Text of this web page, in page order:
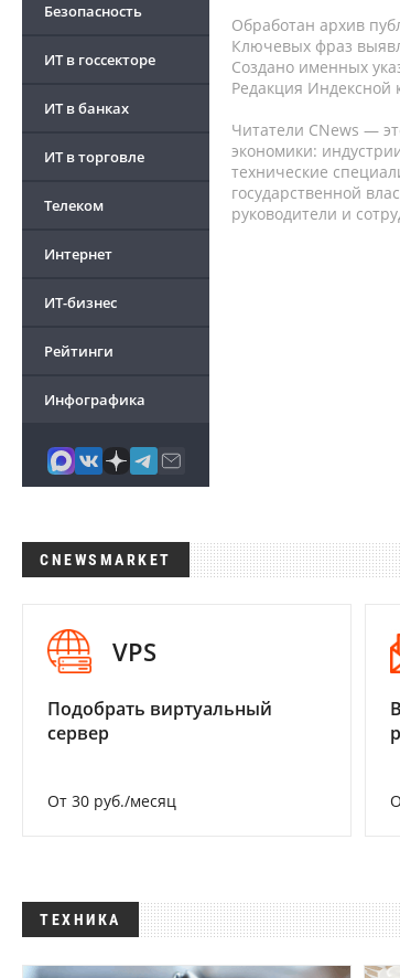
Безопасность
ИТ в госсекторе
ИТ в банках
ИТ в торговле
Телеком
Интернет
ИТ-бизнес
Рейтинги
Инфографика
Обработан архив
Ключевых фраз
Создано именных
Редакция Индексной
Читатели CNews —
экономики:
технические
государственной
руководители и
CNEWSMARKET
VPS
Подобрать виртуальный
сервер
От 30 руб./месяц
ТЕХНИКА